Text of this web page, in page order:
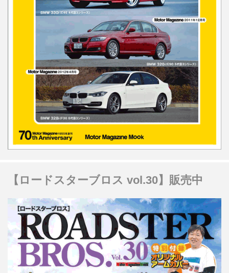
【ロードスターブロス vol.30】販売中